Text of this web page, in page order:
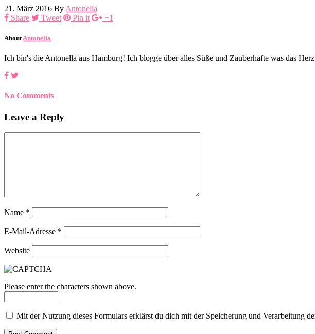
21. März 2016 By Antonella
Share
Tweet Pin it +1
About Antonella
Ich bin's die Antonella aus Hamburg! Ich blogge über alles Süße und Zauberhafte was das
No Comments
Leave a Reply
Name *
E-Mail-Adresse *
Website
Please enter the characters shown above.
Mit der Nutzung dieses Formulars erklärst du dich mit der Speicherung und Verarbeitung